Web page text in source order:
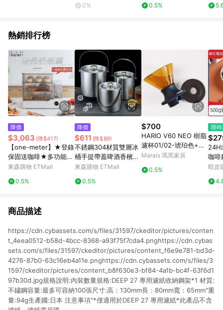
0%
0.5%
熱銷排行榜
降價
$3,063 (降$417)
【one-meter】★登錄
保固送咖啡★多功能可
視電蒸鍋(OHL-24038
東森購物 ETMall
0.5%
降價
$611 (降$89)
不銹鋼304材質雙層冰
桶手提帶蓋啤酒香檳桶
酒吧ktv冰粒桶奶茶店
東森購物 ETMall
0.5%
$700
HARIO V60 NEO 樹脂
濾杯01/02-琥珀色+聰
明濾杯通用矽膠開關 -
Marais 瑪黑家居
0.5%
限
24H
咖啡
嚼
果
蝦皮
商品描述
https://cdn.cybassets.com/s/files/31597/ckeditor/pictures/conten
t_4eea0512-b58d-4bcc-8368-a93f75f7cda4.pnghttps://cdn.cybas
sets.com/s/files/31597/ckeditor/pictures/content_f6e9e781-bd3d-
4276-87b0-63c16eb4a11e.pnghttps://cdn.cybassets.com/s/files/3
1597/ckeditor/pictures/content_b8f630e3-bf84-4a1b-bc4f-63f6d1
97b30d.jpg規格說明:內裝數量規格:DEEP 27 專用濾紙收納鋼架*1 材質:
不鏽鋼容量:最多可容納100張尺寸:高：130mm長：80mm寬：65mm"重
量:94g生產國:日本 注意事項"*僅適用於DEEP 27 專用濾紙*此產品不含